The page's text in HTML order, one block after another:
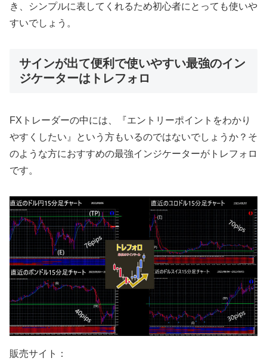
き、シンプルに表してくれるため初心者にとっても使いや
すいでしょう。
サインが出て便利で使いやすい最強のイン
ジケーターはトレフォロ
FXトレーダーの中には、『エントリーポイントをわかり
やすくしたい』という方もいるのではないでしょうか？そ
のような方におすすめの最強インジケーターがトレフォロ
です。
販売サイト：